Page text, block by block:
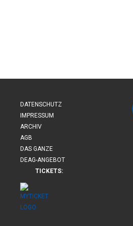
DATENSCHUTZ
IMPRESSUM
ARCHIV
AGB
DAS GANZE
DEAG-ANGEBOT
TICKETS: